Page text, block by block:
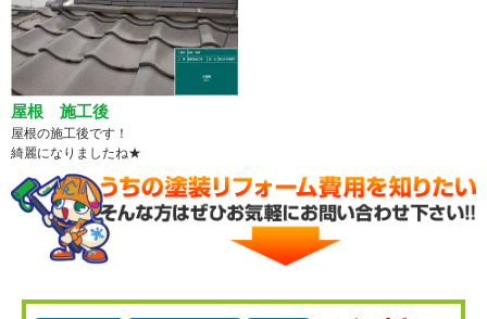
屋根 施工後
屋根の施工後です！
綺麗になりましたね★